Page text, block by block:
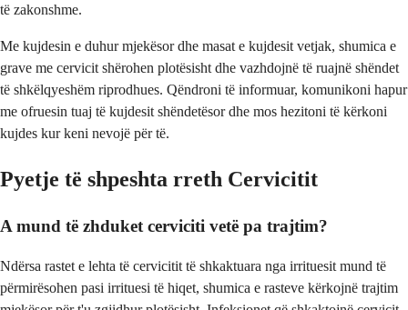
të zakonshme.
Me kujdesin e duhur mjekësor dhe masat e kujdesit vetjak, shumica e
grave me cervicit shërohen plotësisht dhe vazhdojnë të ruajnë shëndet
të shkëlqyeshëm riprodhues. Qëndroni të informuar, komunikoni hapur
me ofruesin tuaj të kujdesit shëndetësor dhe mos hezitoni të kërkoni
kujdes kur keni nevojë për të.
Pyetje të shpeshta rreth Cervicitit
A mund të zhduket cerviciti vetë pa trajtim?
Ndërsa rastet e lehta të cervicitit të shkaktuara nga irrituesit mund të
përmirësohen pasi irrituesi të hiqet, shumica e rasteve kërkojnë trajtim